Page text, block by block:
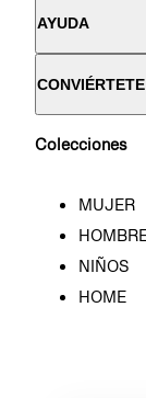
AYUDA
Colecciones
MUJER
NIÑOS
HOME